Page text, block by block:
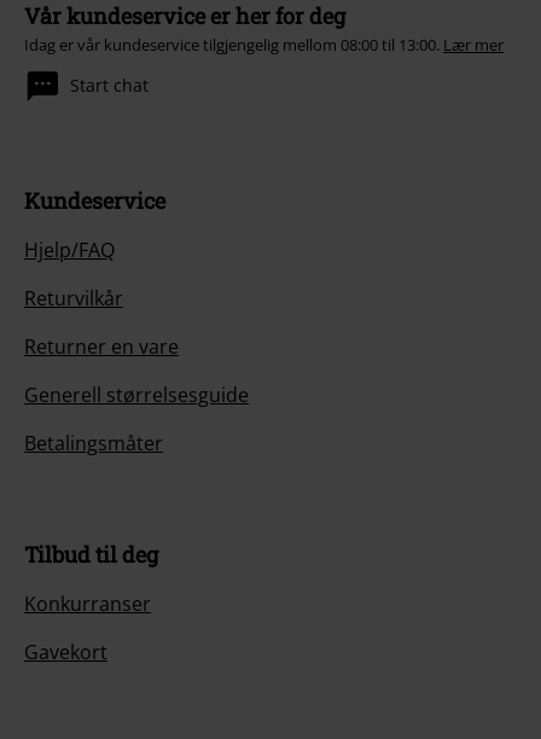
Vår kundeservice er her for deg
Idag er vår kundeservice tilgjengelig mellom 08:00 til 13:00. Lær mer
Start chat
Kundeservice
Hjelp/FAQ
Returvilkår
Returner en vare
Generell størrelsesguide
Betalingsmåter
Tilbud til deg
Konkurranser
Gavekort